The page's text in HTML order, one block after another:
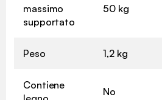
massimo
supportato
50 kg
Peso 1,2 kg
Contiene
No